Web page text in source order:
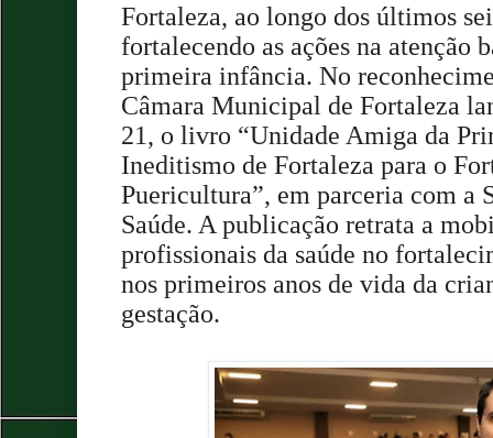
Fortaleza, ao longo dos últimos
fortalecendo as ações na atenção
primeira infância. No
Câmara Municipal de Fortaleza
21, o livro “Unidade Amiga da
Ineditismo de Fortaleza para o
Puericultura”, em parceria com a
Saúde. A publicação retrata a
profissionais da saúde no
nos primeiros anos de vida da
gestação.